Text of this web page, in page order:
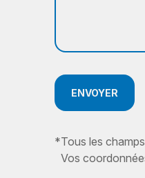
ENVOYER
*Tous les
Vos